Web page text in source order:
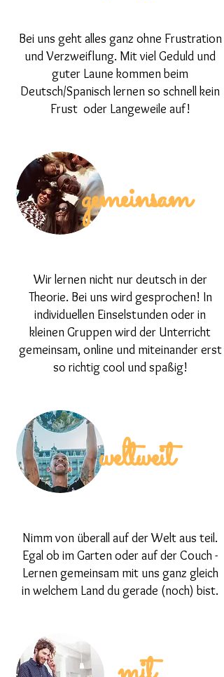
Bei uns geht alles ganz ohne Frustration
und Verzweiflung. Mit viel Geduld und
guter Laune kommen beim
Deutsch/Spanisch lernen so schnell kein
Frust oder Langeweile auf!
gemeinsam
Wir lernen nicht nur deutsch in der
Theorie. Bei uns wird gesprochen! In
individuellen Einselstunden oder in
kleinen Gruppen wird der Unterricht
gemeinsam, online und miteinander erst
so richtig cool und spaßig!
weltweit
Nimm von überall auf der Welt aus teil.
Egal ob im Garten oder auf der Couch -
Lernen gemeinsam mit uns ganz gleich
in welchem Land du gerade (noch) bist.